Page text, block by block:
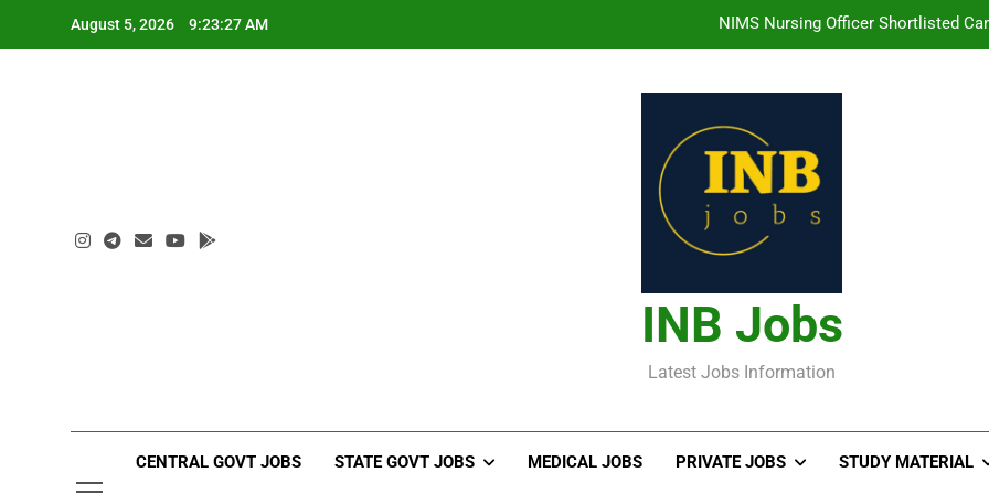
August 5, 2026 9:23:28 AM తిరుమల తిరుపతి దేవస్థానం సంస్థలో
NIMS Nursing Officer Shortlisted
తిరుమల తిరుపతి దేవస్థానం సంస్థలో ఉద్యోగాలు
INB Jobs
Latest Jobs Information
CENTRAL GOVT JOBS STATE GOVT JOBS MEDICAL JOBS PRIVATE JOBS STUDY MATERIAL